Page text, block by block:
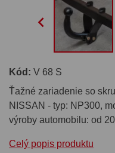

Kód: V 68 S
Ťažné zariadenie so
NISSAN - typ: NP300,
výroby automobilu: od
Celý popis produktu